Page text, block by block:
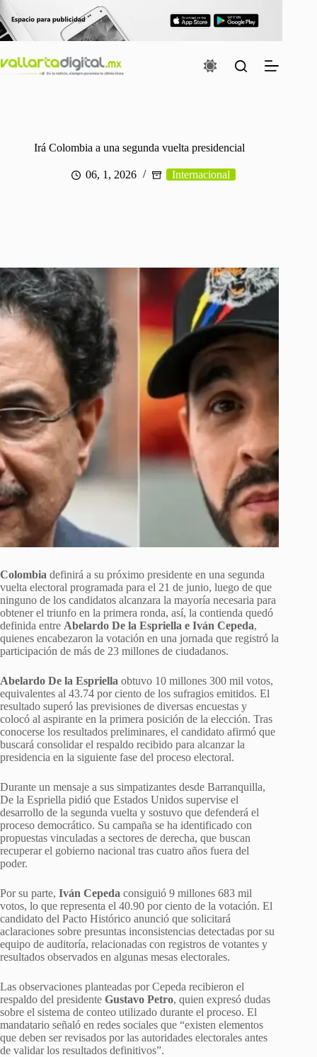
Saltar
al
contenido
Irá Colombia a una segunda vuelta presidencial
06, 1, 2026 Internacional
Colombia definirá a su próximo presidente en una segunda
vuelta electoral programada para el 21 de junio, luego de que
ninguno de los candidatos alcanzara la mayoría necesaria para
obtener el triunfo en la primera ronda, así, la contienda quedó
definida entre Abelardo De la Espriella e Iván Cepeda,
quienes encabezaron la votación en una jornada que registró la
participación de más de 23 millones de ciudadanos.
Abelardo De la Espriella obtuvo 10 millones 300 mil votos,
equivalentes al 43.74 por ciento de los sufragios emitidos. El
resultado superó las previsiones de diversas encuestas y
colocó al aspirante en la primera posición de la elección. Tras
conocerse los resultados preliminares, el candidato afirmó que
buscará consolidar el respaldo recibido para alcanzar la
presidencia en la siguiente fase del proceso electoral.
Durante un mensaje a sus simpatizantes desde Barranquilla,
De la Espriella pidió que Estados Unidos supervise el
desarrollo de la segunda vuelta y sostuvo que defenderá el
proceso democrático. Su campaña se ha identificado con
propuestas vinculadas a sectores de derecha, que buscan
recuperar el gobierno nacional tras cuatro años fuera del
poder.
Por su parte, Iván Cepeda consiguió 9 millones 683 mil
votos, lo que representa el 40.90 por ciento de la votación. El
candidato del Pacto Histórico anunció que solicitará
aclaraciones sobre presuntas inconsistencias detectadas por su
equipo de auditoría, relacionadas con registros de votantes y
resultados observados en algunas mesas electorales.
Las observaciones planteadas por Cepeda recibieron el
respaldo del presidente Gustavo Petro, quien expresó dudas
sobre el sistema de conteo utilizado durante el proceso. El
mandatario señaló en redes sociales que “existen elementos
que deben ser revisados por las autoridades electorales antes
de validar los resultados definitivos”.